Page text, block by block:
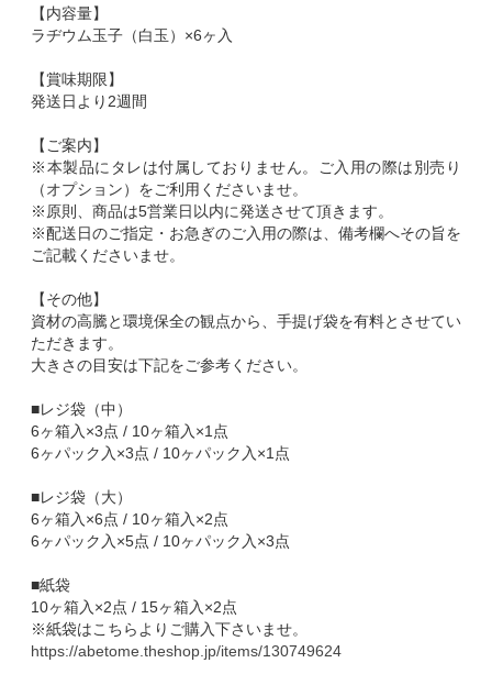
【内容量】
ラヂウム玉子（白玉）×6ヶ入
【賞味期限】
発送日より2週間
【ご案内】
※本製品にタレは付属しておりません。ご入用の際は別売り
（オプション）をご利用くださいませ。
※原則、商品は5営業日以内に発送させて頂きます。
※配送日のご指定・お急ぎのご入用の際は、備考欄へその旨を
ご記載くださいませ。
【その他】
資材の高騰と環境保全の観点から、手提げ袋を有料とさせてい
ただきます。
大きさの目安は下記をご参考ください。
■レジ袋（中）
6ヶ箱入×3点 / 10ヶ箱入×1点
6ヶパック入×3点 / 10ヶパック入×1点
■レジ袋（大）
6ヶ箱入×6点 / 10ヶ箱入×2点
6ヶパック入×5点 / 10ヶパック入×3点
■紙袋
10ヶ箱入×2点 / 15ヶ箱入×2点
※紙袋はこちらよりご購入下さいませ。
https://abetome.theshop.jp/items/130749624